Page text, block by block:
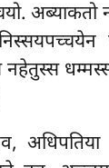
अधिपतिया